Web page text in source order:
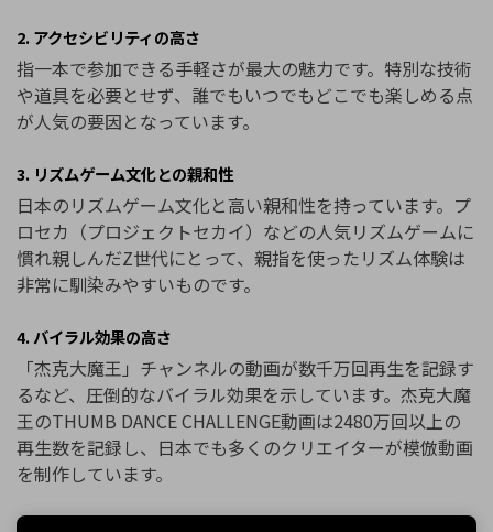
2. アクセシビリティの高さ
指一本で参加できる手軽さが最大の魅力です。特別な技術
や道具を必要とせず、誰でもいつでもどこでも楽しめる点
が人気の要因となっています。
3. リズムゲーム文化との親和性
日本のリズムゲーム文化と高い親和性を持っています。プ
ロセカ（プロジェクトセカイ）などの人気リズムゲームに
慣れ親しんだZ世代にとって、親指を使ったリズム体験は
非常に馴染みやすいものです。
4. バイラル効果の高さ
「杰克大魔王」チャンネルの動画が数千万回再生を記録す
るなど、圧倒的なバイラル効果を示しています。杰克大魔
王のTHUMB DANCE CHALLENGE動画は2480万回以上の
再生数を記録し、日本でも多くのクリエイターが模倣動画
を制作しています。